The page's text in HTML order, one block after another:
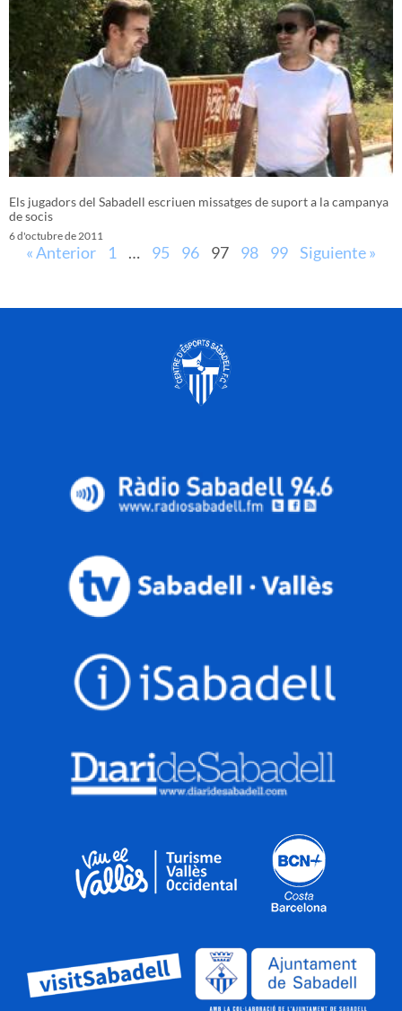
Els jugadors del Sabadell escriuen missatges de suport a la campanya
de socis
6 d'octubre de 2011
« Anterior 1 … 95 96 97 98 99 Siguiente »